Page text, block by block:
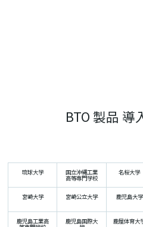
BTO 製品 導
琉球大学 国立沖縄工業
高等専門学校
名桜大学
宮崎大学 宮崎公立大学 鹿児島大学
鹿児島工業高 鹿児島国際大 鹿屋体育大